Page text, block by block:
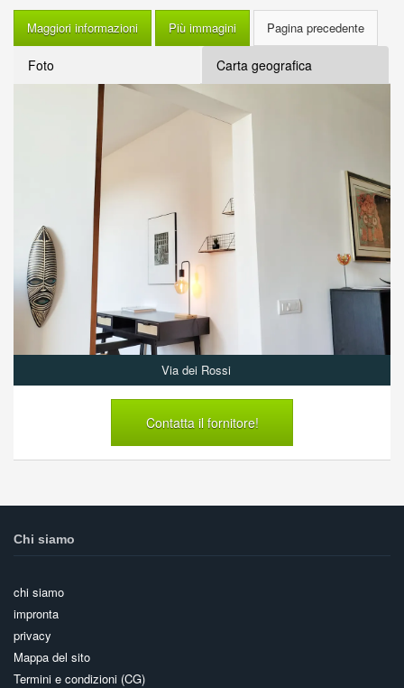
Maggiori informazioni Più immagini
Foto Carta geografica
Via dei Rossi
Contatta il fornitore!
Chi siamo
chi siamo
impronta
privacy
Mappa del sito
Termini e condizioni (CG)